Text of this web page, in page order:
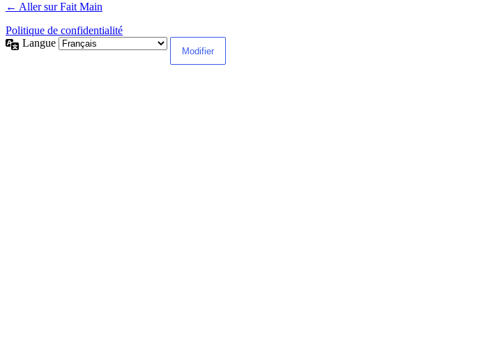
← Aller sur Fait Main
Politique de confidentialité
Langue